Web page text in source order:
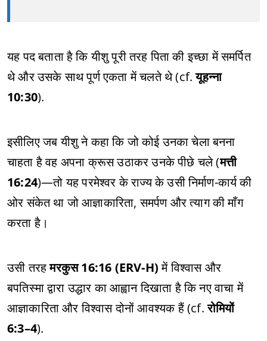
यह पद बताता है कि यीशु पूरी तरह पिता की इच्छा में समर्पित
थे और उसके साथ पूर्ण एकता में चलते थे (cf.यूहन्ना
10:30).
इसीलिए जब यीशु ने कहा कि जो कोई उनका चेला बनना
चाहता है वह अपना क्रूस उठाकर उनके पीछे चले (मत्ती
16:24)—तो यह परमेश्वर के राज्य के उसी निर्माण-कार्य की
ओर संकेत था जो आज्ञाकारिता, समर्पण और त्याग की माँग
करता है।
उसी तरहमरकुस 16:16 (ERV-H)में विश्वास और
बपतिस्मा द्वारा उद्धार का आह्वान दिखाता है कि नए वाचा में
आज्ञाकारिता और विश्वास दोनों आवश्यक हैं (cf.रोमियों
6:3–4).